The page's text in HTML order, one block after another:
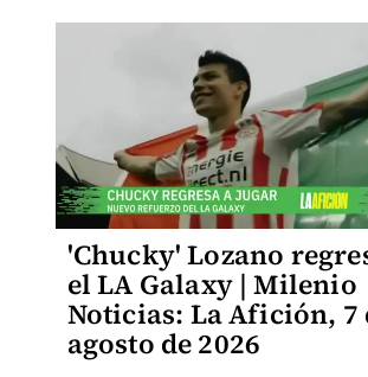
'Chucky' Lozano
el LA Galaxy | Milenio
Noticias: La Afición, 7
agosto de 2026